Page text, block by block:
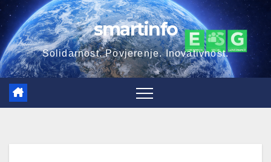
Skip
to
content
smartinfo
Solidarnost. Povjerenje. Inovativnost.